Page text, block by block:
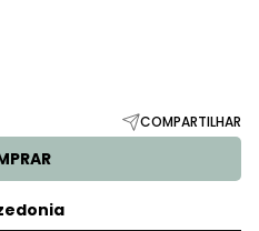
COMPARTILHAR